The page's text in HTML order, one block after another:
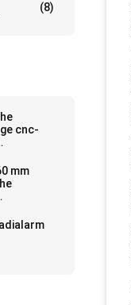
(8)
cnc-
sah
mm